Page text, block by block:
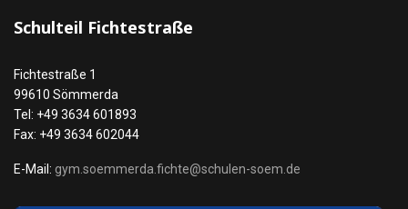
Schulteil Fichtestraße
Fichtestraße 1
99610 Sömmerda
Tel: +49 3634 601893
Fax: +49 3634 602044
E-Mail: gym.soemmerda.fichte@schulen-soem.de